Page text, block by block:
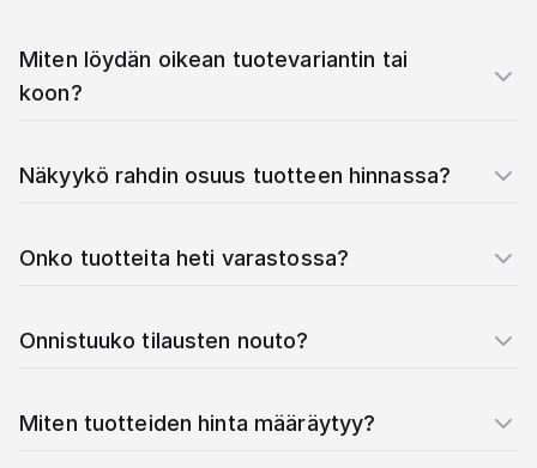
Miten löydän oikean tuotevariantin tai
koon?
Näkyykö rahdin osuus tuotteen hinnassa?
Onko tuotteita heti varastossa?
Onnistuuko tilausten nouto?
Miten tuotteiden hinta määräytyy?